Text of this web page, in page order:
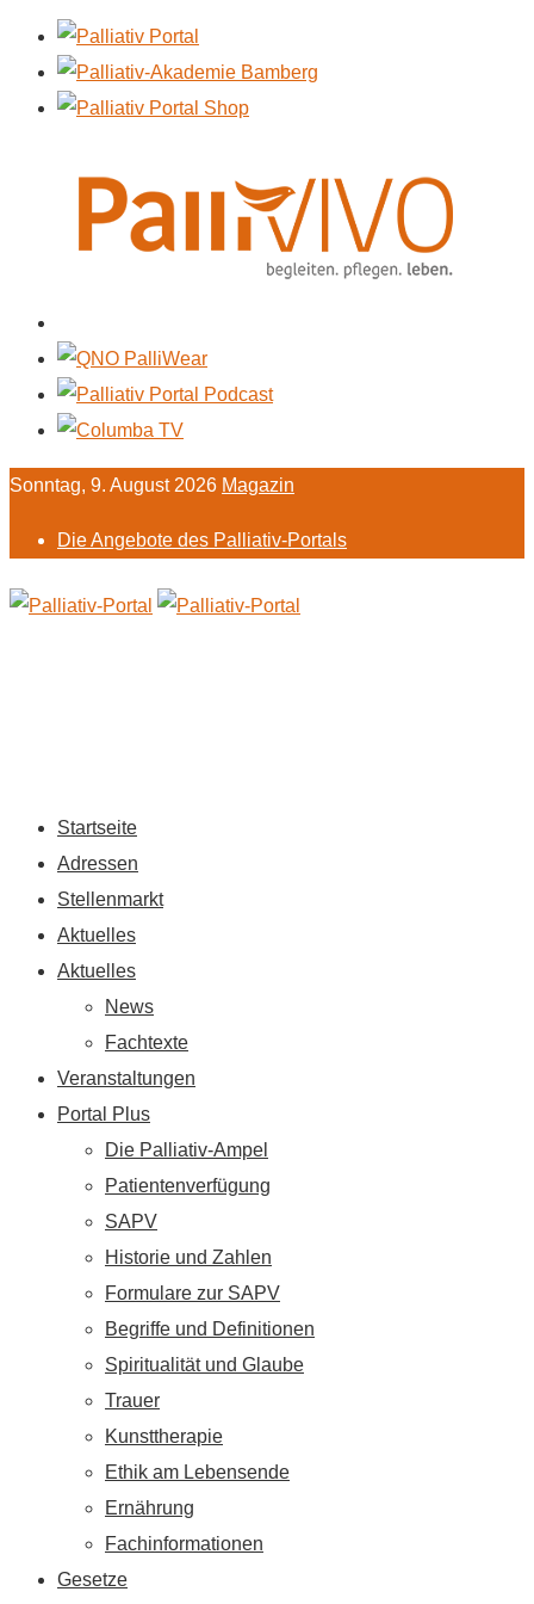
Sonntag, 9. August 2026 Magazin
Die Angebote des Palliativ-Portals
Startseite
Adressen
Stellenmarkt
Aktuelles
Aktuelles
News
Fachtexte
Veranstaltungen
Portal Plus
Die Palliativ-Ampel
Patientenverfügung
SAPV
Historie und Zahlen
Formulare zur SAPV
Begriffe und Definitionen
Spiritualität und Glaube
Trauer
Kunsttherapie
Ethik am Lebensende
Ernährung
Fachinformationen
Gesetze